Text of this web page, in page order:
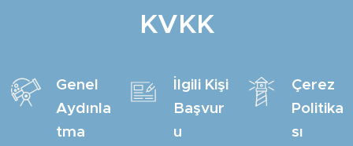
KVKK
Genel
Aydınla
tma
İlgili Kişi
Başvur
u
Çerez
Politika
sı